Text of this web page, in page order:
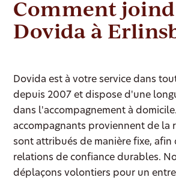
Comment
Dovida à
Dovida est à votre service dans
depuis 2007 et dispose d'une
dans l'accompagnement à
accompagnants proviennent de la
sont attribués de manière fixe, afin
relations de confiance durables.
déplaçons volontiers pour un